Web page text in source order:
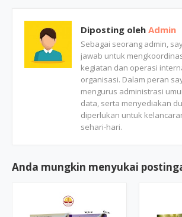
Diposting oleh Admin
Sebagai seorang admin,
jawab untuk
kegiatan dan operasi
organisasi. Dalam peran
mengurus administrasi
data, serta menyediakan
diperlukan untuk
sehari-hari.
Anda mungkin menyukai